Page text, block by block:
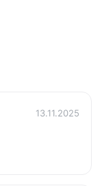
13.11.2025